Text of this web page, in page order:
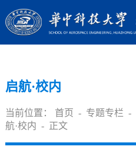
启航·校内
当前位置： 首页 - 专题专栏 -
航·校内 - 正文